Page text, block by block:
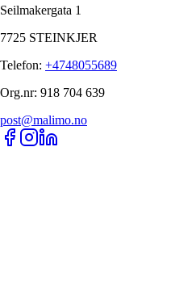
Seilmakergata 1
7725 STEINKJER
Telefon: +4748055689
Org.nr: 918 704 639
post@malimo.no